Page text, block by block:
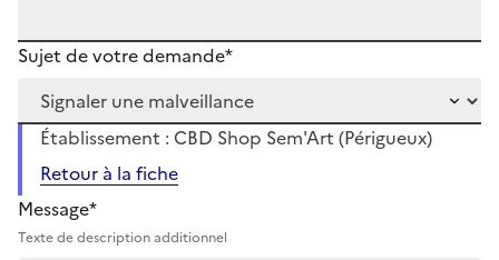
Sujet de votre demande*
Établissement : CBD Shop Sem'Art (Périgueux)
Retour à la fiche
Message*
Texte de description additionnel